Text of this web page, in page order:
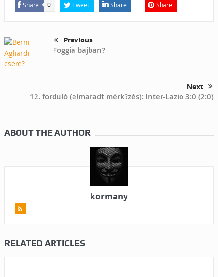
Share 0 Tweet Share Share
Previous
Foggia bajban?
Next
12. forduló (elmaradt mérk?zés): Inter-Lazio 3:0 (2:0)
ABOUT THE AUTHOR
kormany
RELATED ARTICLES